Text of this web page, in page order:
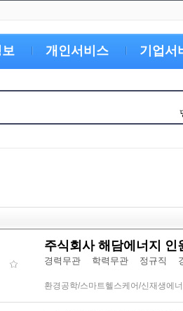
보 개인서비스 기업서
주식회사 해담에너지 인
경력무관 학력무관 정규직
환경공학/스마트헬스케어/신재생에